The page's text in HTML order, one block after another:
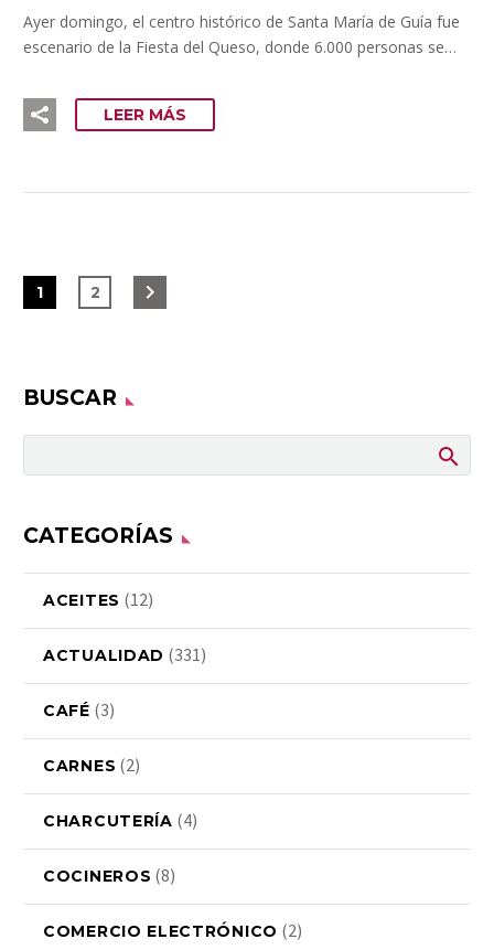
Ayer domingo, el centro histórico de Santa María de Guía fue
escenario de la Fiesta del Queso, donde 6.000 personas se…
LEER MÁS
1 2
BUSCAR
CATEGORÍAS
ACEITES (12)
ACTUALIDAD (331)
CAFÉ (3)
CARNES (2)
CHARCUTERÍA (4)
COCINEROS (8)
COMERCIO ELECTRÓNICO (2)